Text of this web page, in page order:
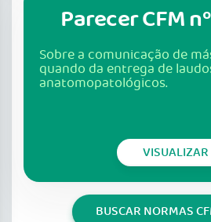
Parecer CFM
Sobre a comunicação de
quando da entrega de
anatomopatológicos.
VISUALIZAR
BUSCAR NORMAS